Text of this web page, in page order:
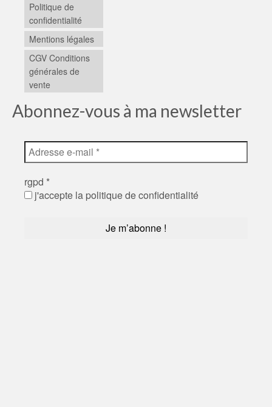
Politique de
confidentialité
Mentions légales
CGV Conditions
générales de
vente
Abonnez-vous à ma newsletter
rgpd *
j'accepte la politique de confidentialité